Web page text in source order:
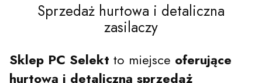
Sprzedaż hurtowa i detaliczna
zasilaczy
Sklep PC Selekt to miejsce oferujące
hurtową i detaliczną sprzedaż